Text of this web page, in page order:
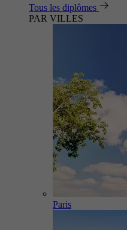
Tous les diplômes
PAR VILLES
Paris